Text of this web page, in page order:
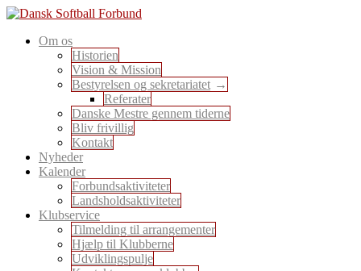
Skip
content
Dansk Softball Forbund
En sport for alle
Om os
Historien
Vision & Mission
Bestyrelsen og sekretariatet
Referater
Danske Mestre gennem tiderne
Bliv frivillig
Kontakt
Nyheder
Kalender
Forbundsaktiviteter
Landsholdsaktiviteter
Klubservice
Tilmelding til arrangementer
Hjælp til Klubberne
Udviklingspulje